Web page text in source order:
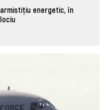
energetic, în